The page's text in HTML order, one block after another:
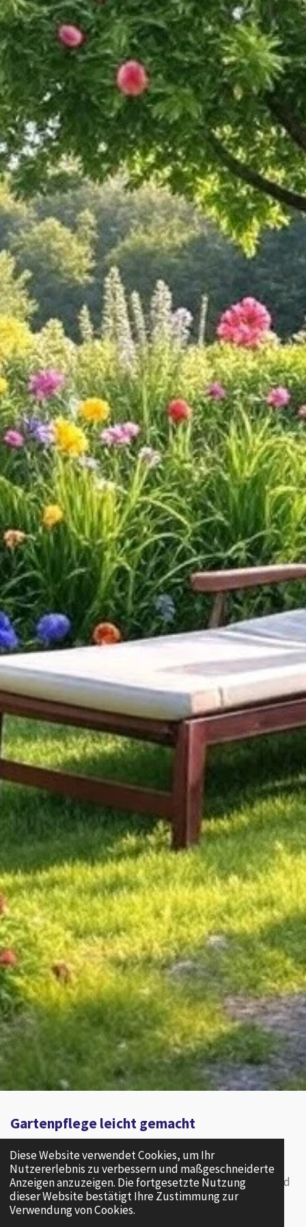
Diese Website verwendet Cookies, um Ihr
Nutzererlebnis zu verbessern und maßgeschneiderte
Anzeigen anzuzeigen. Die fortgesetzte Nutzung
dieser Website bestätigt Ihre Zustimmung zur
Verwendung von Cookies.
Gartenpflege leicht gemacht
Ein blühender Garten ist der perfekte Rückzugsort.
Mit hochwertigen Gartengeräten, robusten Pflanzen und
nachhaltigen Pflegeprodukten wird Ihr Grün zum
Highlight.